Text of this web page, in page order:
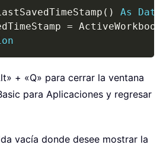
( ) As
Date
= ActiveWorkbook
Copy
+ «Q» para cerrar la ventana
para Aplicaciones y regresar
vacía donde desee mostrar la